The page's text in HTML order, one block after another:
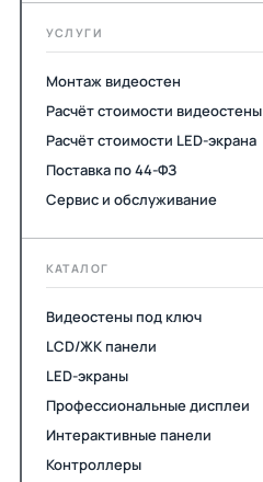
УСЛУГИ
Монтаж видеостен
Расчёт стоимости видеостены
Расчёт стоимости LED-экрана
Поставка по 44-ФЗ
Сервис и обслуживание
КАТАЛОГ
Видеостены под ключ
LCD/ЖК панели
LED-экраны
Профессиональные дисплеи
Интерактивные панели
Контроллеры